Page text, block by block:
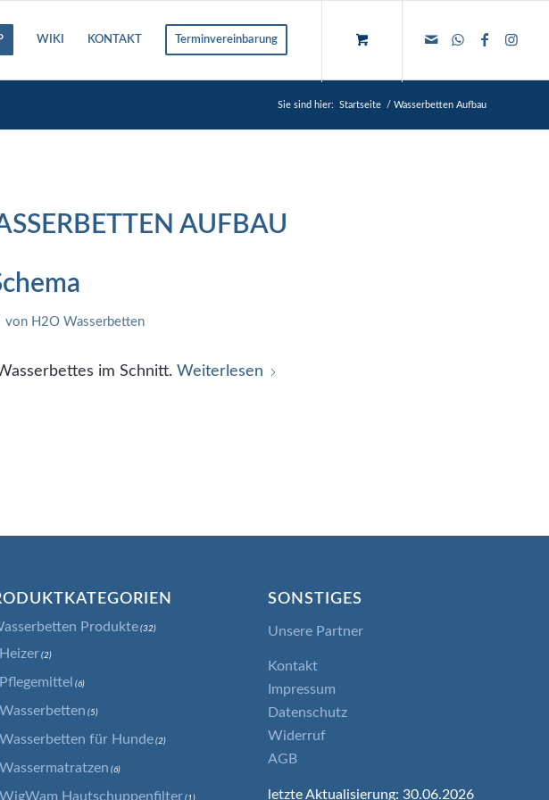
WIKI KONTAKT Terminvereinbarung
Sie sind hier: Startseite / Wasserbetten Aufbau
AUFBAU
von H2O Wasserbetten
im Schnitt. Weiterlesen
Produkte (32)
Heizer (2)
Pflegemittel (6)
Wasserbetten (5)
Wasserbetten für Hunde (2)
Wassermatratzen (6)
WigWam Hautschuppenfilter
SONSTIGES
Unsere Partner
Kontakt
Impressum
Datenschutz
Widerruf
AGB
letzte Aktualisierung: 30.06.2026